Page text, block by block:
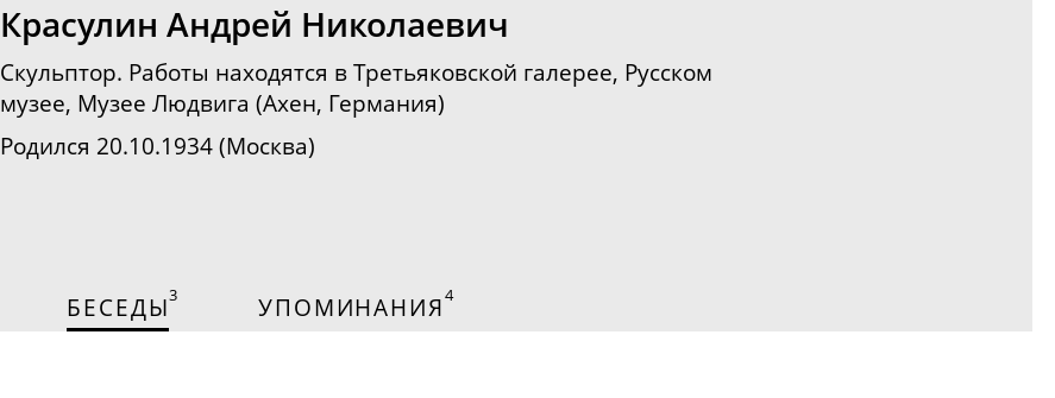
Красулин Андрей Николаевич
Скульптор. Работы находятся в Третьяковской галерее, Русском
музее, Музее Людвига (Ахен, Германия)
Родился 20.10.1934 (Москва)
БЕСЕДЫ3 УПОМИНАНИЯ4